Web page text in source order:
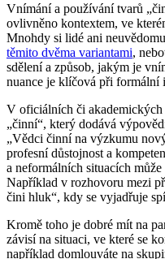
Vnímání a používání tvarů
ovlivněno kontextem, ve
Mnohdy si lidé ani
těmito dvěma variantami,
sdělení a způsob, jakým je
nuance je klíčová při formální
V oficiálních či akademických
„činní“, který dodává
„Vědci činní na výzkumu
profesní důstojnost a
a neformálních situacích
Například v rozhovoru mezi
čini hluk“, kdy se vyjadřuje
Kromě toho je dobré mít na
závisí na situaci, ve které se
například domlouváte na